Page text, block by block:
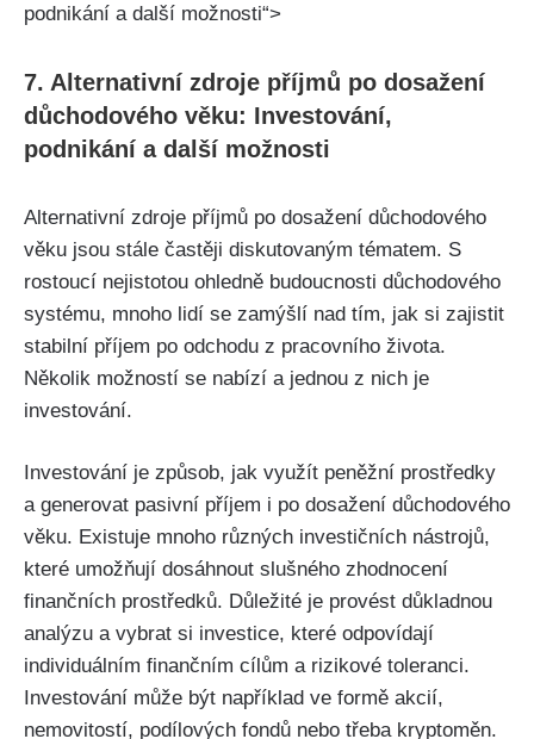
podnikání a další možnosti“>
7. Alternativní zdroje příjmů po dosažení
důchodového věku: Investování,
podnikání a další možnosti
Alternativní zdroje příjmů po dosažení důchodového
věku jsou stále častěji diskutovaným tématem. S
rostoucí nejistotou ohledně budoucnosti důchodového
systému, mnoho lidí se zamýšlí nad tím, jak si zajistit
stabilní příjem po odchodu z pracovního života.
Několik možností se nabízí a jednou z nich je
investování.
Investování je způsob, jak využít peněžní prostředky
a generovat pasivní příjem i po dosažení důchodového
věku. Existuje mnoho různých investičních nástrojů,
které umožňují dosáhnout slušného zhodnocení
finančních prostředků. Důležité je provést důkladnou
analýzu a vybrat si investice, které odpovídají
individuálním finančním cílům a rizikové toleranci.
Investování může být například ve formě akcií,
nemovitostí, podílových fondů nebo třeba kryptoměn.